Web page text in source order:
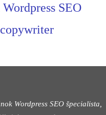
SEO
Wordpress SEO špecialista,